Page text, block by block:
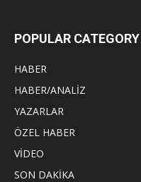
POPULAR CATEGORY
HABER
HABER/ANALİZ
YAZARLAR
ÖZEL HABER
VİDEO
SON DAKİKA